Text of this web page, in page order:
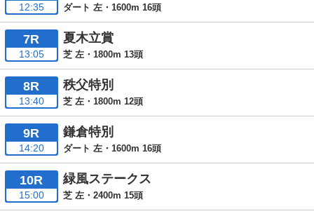
12:35 ダート 左・1600m 16頭
7R
13:05
夏木立賞
芝 左・1800m 13頭
8R
13:40
秩父特別
芝 左・1800m 12頭
9R
14:20
鎌倉特別
ダート 左・1600m 16頭
10R
15:00
緑風ステークス
芝 左・2400m 15頭